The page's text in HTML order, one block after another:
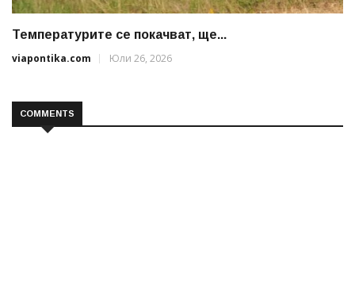
Температурите се покачват, ще...
viapontika.com
Юли 26, 2026
COMMENTS